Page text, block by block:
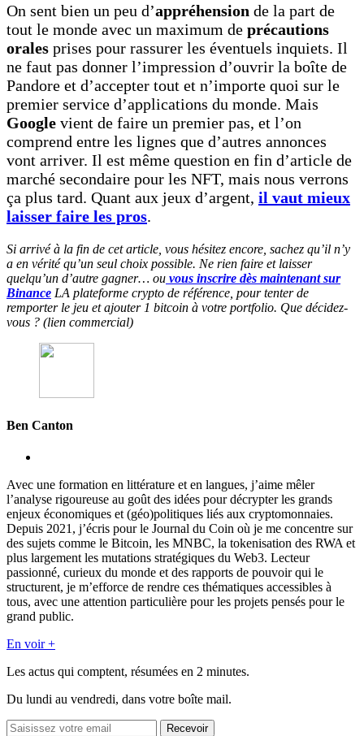
On sent bien un peu d’appréhension de la part de
tout le monde avec un maximum de précautions
orales prises pour rassurer les éventuels inquiets. Il
ne faut pas donner l’impression d’ouvrir la boîte de
Pandore et d’accepter tout et n’importe quoi sur le
premier service d’applications du monde. Mais
Google vient de faire un premier pas, et l’on
comprend entre les lignes que d’autres annonces
vont arriver. Il est même question en fin d’article de
marché secondaire pour les NFT, mais nous verrons
ça plus tard. Quant aux jeux d’argent, il vaut mieux
laisser faire les pros.
Si arrivé à la fin de cet article, vous hésitez encore, sachez qu’il n’y
a en vérité qu’un seul choix possible. Ne rien faire et laisser
quelqu’un d’autre gagner… ou vous inscrire dès maintenant sur
Binance LA plateforme crypto de référence, pour tenter de
remporter le jeu et ajouter 1 bitcoin à votre portfolio. Que décidez-
vous ? (lien commercial)
Ben Canton
Avec une formation en littérature et en langues, j’aime mêler
l’analyse rigoureuse au goût des idées pour décrypter les grands
enjeux économiques et (géo)politiques liés aux cryptomonnaies.
Depuis 2021, j’écris pour le Journal du Coin où je me concentre sur
des sujets comme le Bitcoin, les MNBC, la tokenisation des RWA et
plus largement les mutations stratégiques du Web3. Lecteur
passionné, curieux du monde et des rapports de pouvoir qui le
structurent, je m’efforce de rendre ces thématiques accessibles à
tous, avec une attention particulière pour les projets pensés pour le
grand public.
En voir +
Les actus qui comptent, résumées en 2 minutes.
Du lundi au vendredi, dans votre boîte mail.
Recevoir